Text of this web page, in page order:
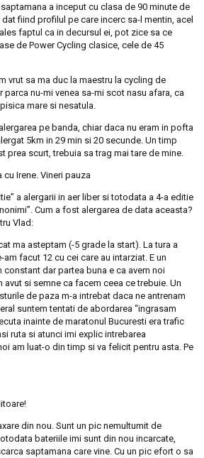
a inceput cu clasa de 90 minute de
fiind profilul pe care incerc sa-l mentin, acel
faptul ca in decursul ei, pot zice sa ce
de Power Cycling clasice, cele de 45
vrut sa ma duc la maestru la cycling de
parca nu-mi venea sa-mi scot nasu afara, ca
mare si nesatula.
pe banda, chiar daca nu eram in pofta
5km in 29 min si 20 secunde. Un timp
prea scurt, trebuia sa trag mai tare de mine.
cu Irene. Vineri pauza
a alergarii in aer liber si totodata a 4-a editie
Cum a fost alergarea de data aceasta?
Vlad:
ma asteptam (-5 grade la start). La tura a
facut 12 cu cei care au intarziat. E un
constant dar partea buna e ca avem noi
avut si semne ca facem ceea ce trebuie. Un
de paza m-a intrebat daca ne antrenam
suntem tentati de abordarea “ingrasam
inainte de maratonul Bucuresti era trafic
ruta si atunci imi explic intrebarea
am luat-o din timp si va felicit pentru asta. Pe
din nou. Sunt un pic nemultumit de
bateriile imi sunt din nou incarcate,
saptamana care vine. Cu un pic efort o sa